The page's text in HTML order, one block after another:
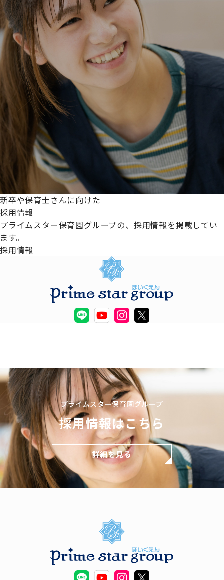
新卒や保育士さんに向けた
採用情報
プライムスター保育園グループの、採用情報を掲載してい
ます。
採用情報
プライムスター保育園グループ
採用情報はこちら
詳細を見る